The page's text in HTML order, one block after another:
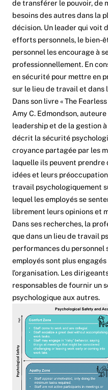
de transférer le pouvoir, de
besoins des autres dans la
décision. Un leader qui voit
efforts personnels, le bien-
personnel les encourage à
professionnellement. En
en sécurité pour mettre en
sur le lieu de travail et dans
Dans son livre « The
Amy C. Edmondson,
leadership et de la gestion
décrit la sécurité
croyance partagée par les
laquelle ils peuvent
idées et leurs
travail psychologiquement
lequel les employés se
librement leurs opinions et
Dans ses recherches, la
que dans un lieu de travail
performances du personnel
employés sont plus
l’organisation. Les
responsables de fournir un
psychologique aux autres.